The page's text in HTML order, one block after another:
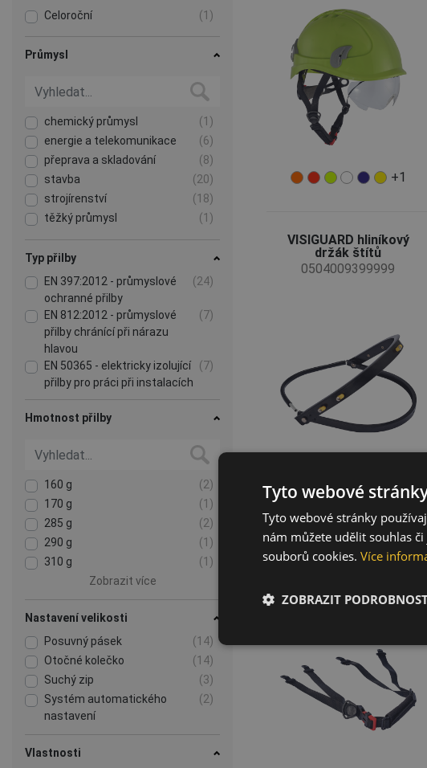
Celoroční
(1)
Průmysl
chemický průmysl
(1)
energie a telekomunikace
(6)
přeprava a skladování
(8)
stavba
(20)
strojírenství
(18)
těžký průmysl
(1)
Typ přilby
EN 397:2012 - průmyslové
ochranné přilby
(24)
EN 812:2012 - průmyslové
přilby chránící při nárazu
hlavou
(7)
EN 50365 - elektricky izolující
přilby pro práci při instalacích
(7)
EN 12492 - přilby pro
Lesnické sety (2)
Hmotnost přilby
160 g
(2)
170 g
(1)
285 g
(2)
290 g
(1)
310 g
(1)
Zobrazit více
Nastavení velikosti
Posuvný pásek
(14)
Otočné kolečko
(14)
Suchý zip
(3)
Systém automatického
nastavení
(2)
Vlastnosti
+1
VISIGUARD hliníkový
držák štítů
0504009399999
4-bodový podbradní
pásek ALPINWORKER
Tyto webové
Tyto webové stránky
nám můžete udělit souhlas
souborů cookies. Více
ZOBRAZIT